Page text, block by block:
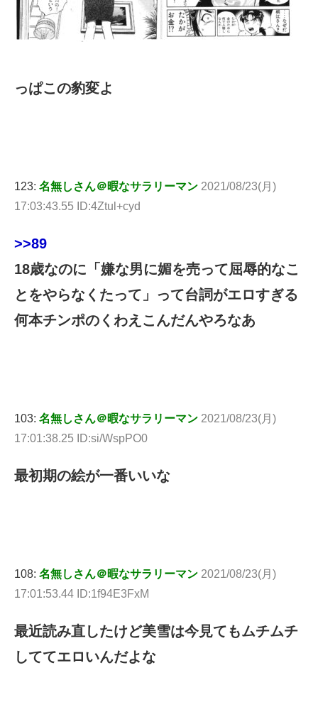
っぱこの豹変よ
123: 名無しさん＠暇なサラリーマン 2021/08/23(月)
17:03:43.55 ID:4Ztul+cyd
>>89
18歳なのに「嫌な男に媚を売って屈辱的なこ
とをやらなくたって」って台詞がエロすぎる
何本チンポのくわえこんだんやろなあ
103: 名無しさん＠暇なサラリーマン 2021/08/23(月)
17:01:38.25 ID:si/WspPO0
最初期の絵が一番いいな
108: 名無しさん＠暇なサラリーマン 2021/08/23(月)
17:01:53.44 ID:1f94E3FxM
最近読み直したけど美雪は今見てもムチムチ
しててエロいんだよな